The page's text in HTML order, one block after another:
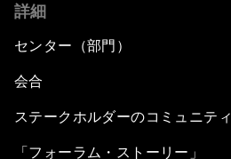
詳細
センター（部門）
会合
ステークホルダーのコミュニティ
「フォーラム・ストーリー」